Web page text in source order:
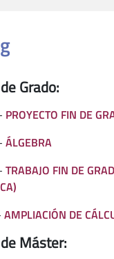
Grado:
PROYECTO FIN DE
ÁLGEBRA
TRABAJO FIN DE
AMPLIACIÓN DE
Máster: